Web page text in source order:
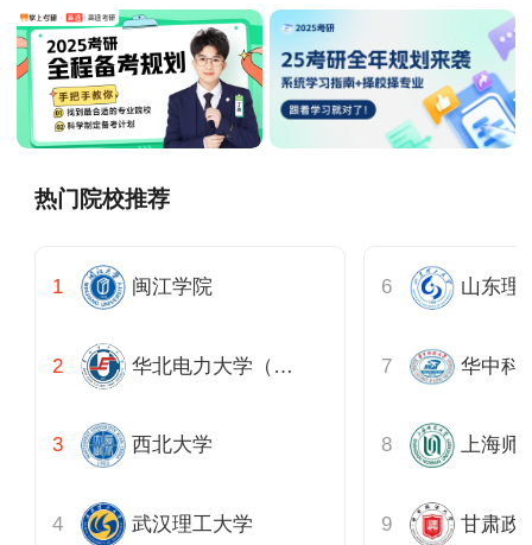
热门院校推荐
闽江学院
华北电力大学（北京）
西北大学
武汉理工大学
山东理
华中科
上海师
甘肃政